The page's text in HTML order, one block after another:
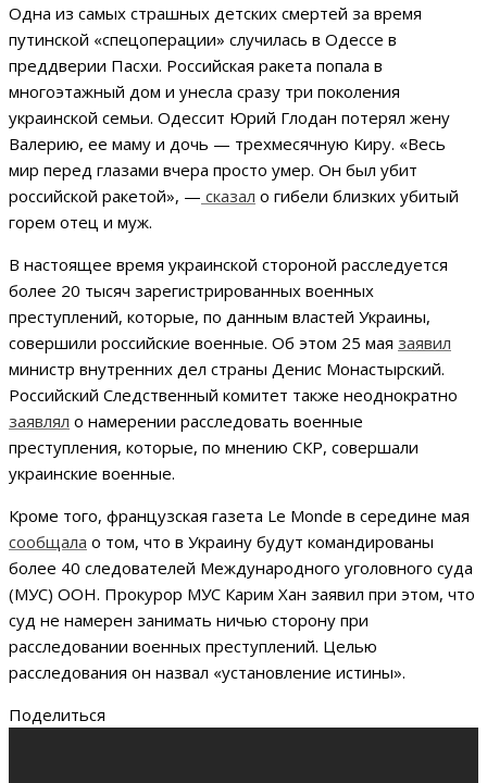
Одна из самых страшных детских смертей за время
путинской «спецоперации» случилась в Одессе в
преддверии Пасхи. Российская ракета попала в
многоэтажный дом и унесла сразу три поколения
украинской семьи. Одессит Юрий Глодан потерял жену
Валерию, ее маму и дочь — трехмесячную Киру. «Весь
мир перед глазами вчера просто умер. Он был убит
российской ракетой», — сказал о гибели близких убитый
горем отец и муж.
В настоящее время украинской стороной расследуется
более 20 тысяч зарегистрированных военных
преступлений, которые, по данным властей Украины,
совершили российские военные. Об этом 25 мая заявил
министр внутренних дел страны Денис Монастырский.
Российский Следственный комитет также неоднократно
заявлял о намерении расследовать военные
преступления, которые, по мнению СКР, совершали
украинские военные.
Кроме того, французская газета Le Monde в середине мая
сообщала о том, что в Украину будут командированы
более 40 следователей Международного уголовного суда
(МУС) ООН. Прокурор МУС Карим Хан заявил при этом, что
суд не намерен занимать ничью сторону при
расследовании военных преступлений. Целью
расследования он назвал «установление истины».
Поделиться